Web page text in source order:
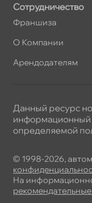
Сотрудничество
Франшиза
О Компании
Арендодателям
© 1998-2026,
На
Данный ресурс
информационный
определяемой